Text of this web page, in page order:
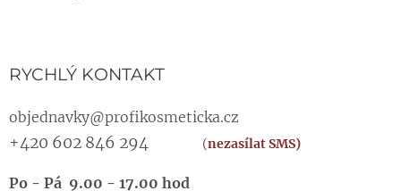
RYCHLÝ KONTAKT
objednavky@profikosmeticka.cz
+420 602 846 294 (nezasílat SMS)
Po - Pá 9.00 - 17.00 hod